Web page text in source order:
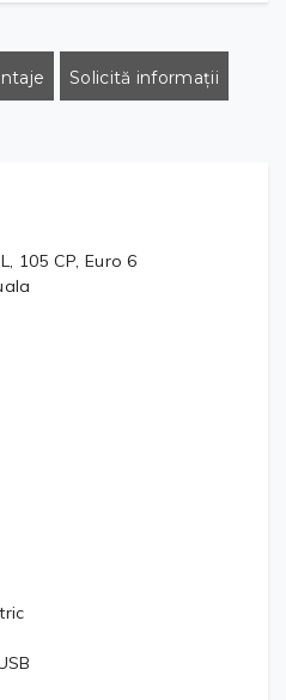
Solicită informații
105 CP, Euro 6